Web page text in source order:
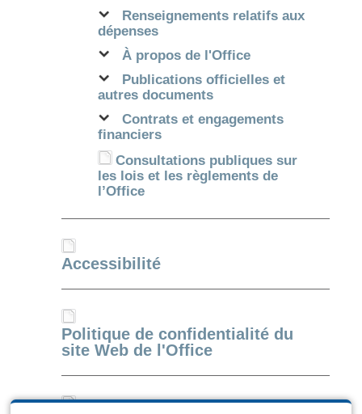
Renseignements relatifs aux
dépenses
À propos de l'Office
Publications officielles et
autres documents
Contrats et engagements
financiers
Consultations publiques sur
les lois et les règlements de
l’Office
Accessibilité
Politique de confidentialité du
site Web de l'Office